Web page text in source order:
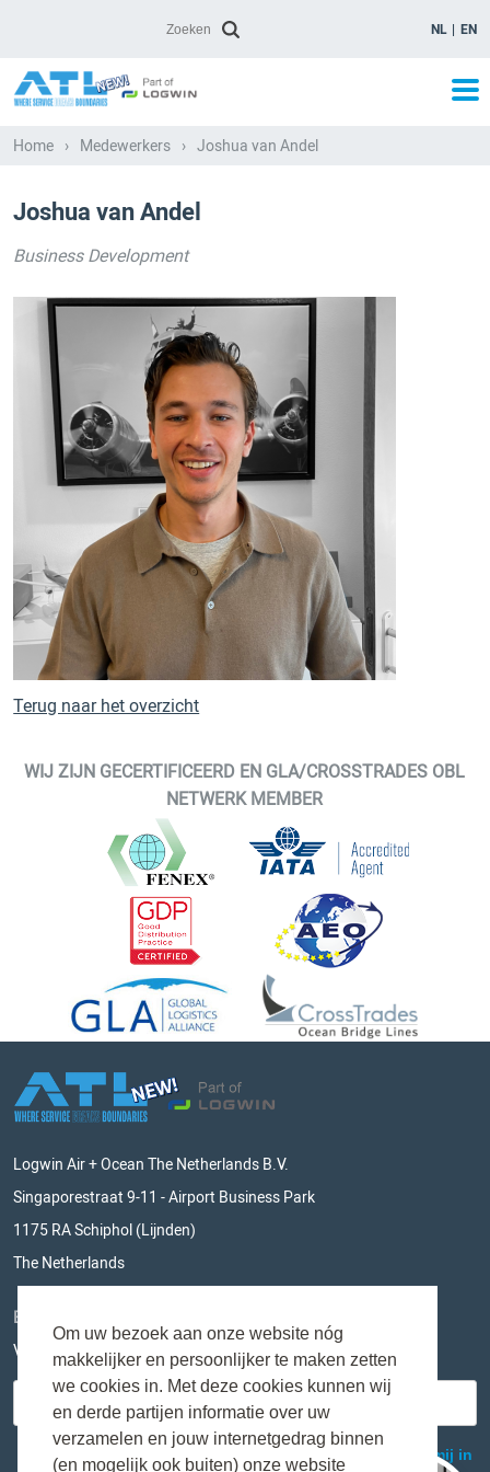
Om uw bezoek aan onze website nóg
makkelijker en persoonlijker te maken zetten
we cookies in. Met deze cookies kunnen wij
en derde partijen informatie over uw
verzamelen en jouw internetgedrag binnen
(en mogelijk ook buiten) onze website
NL EN
Home › Medewerkers › Joshua van Andel
Joshua van Andel
Business Development
Terug naar het overzicht
WIJ ZIJN GECERTIFICEERD EN GLA/CROSSTRADES OBL
NETWERK MEMBER
Logwin Air + Ocean The Netherlands B.V.
Singaporestraat 9-11 - Airport Business Park
1175 RA Schiphol (Lijnden)
The Netherlands
BLIJF OP DE HOOGTE
Vul hieronder je e-mailadres in en mis niks meer!